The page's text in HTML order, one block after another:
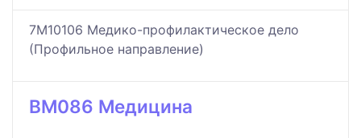
7M10106 Медико-профилактическое дело
(Профильное направление)
BM086 Медицина